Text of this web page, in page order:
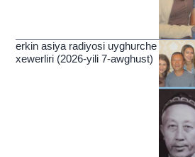
erkin asiya radiyosi uyghurche
xewerliri (2026-yili 7-awghust)